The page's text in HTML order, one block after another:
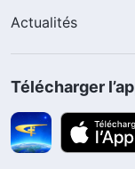
Actualités
Télécharger